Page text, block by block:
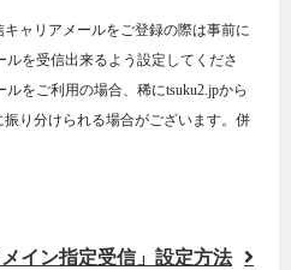
ャリアメールをご登録の際は事前に
ルを受信出来るよう設定してくださ
をご利用の場合、稀にtsuku2.jpから
り分けられる場合がございます。併
イン指定受信」設定方法